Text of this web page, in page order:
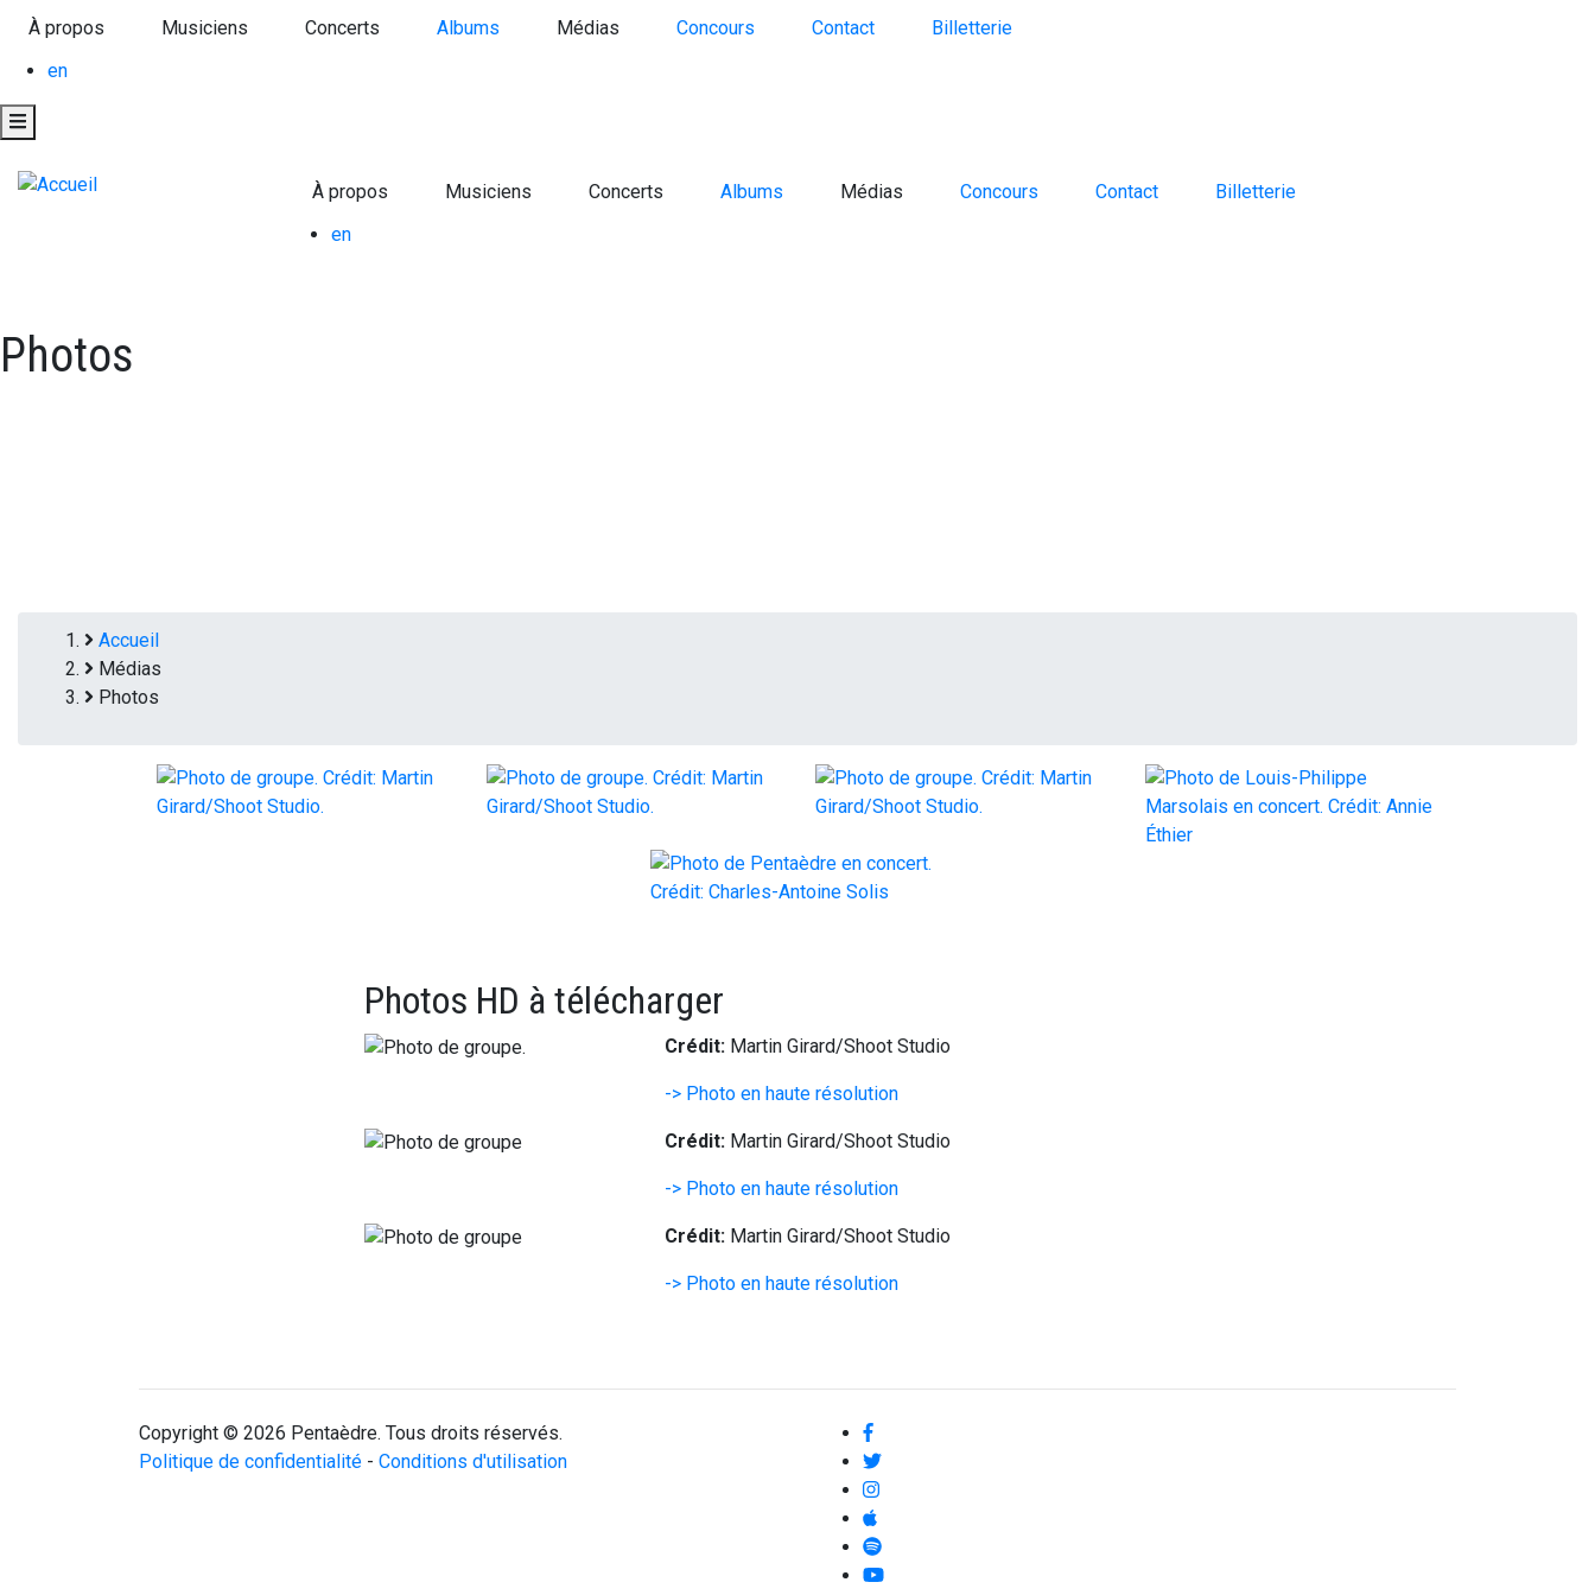
Aller
contenu
principal
À propos Musiciens Concerts Albums Médias Concours Contact
Billetterie
en
À propos Musiciens Concerts Albums Médias Concours Contact
Billetterie
en
Photos
Fil
d'Ariane
Accueil
Médias
Photos
Photos HD à télécharger
Crédit: Martin Girard/Shoot Studio
-> Photo en haute résolution
Crédit: Martin Girard/Shoot Studio
-> Photo en haute résolution
Crédit: Martin Girard/Shoot Studio
-> Photo en haute résolution
Copyright © 2026 Pentaèdre. Tous droits réservés.
Politique de confidentialité - Conditions d'utilisation